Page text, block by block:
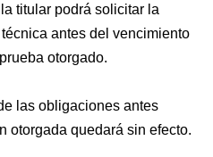
titular podrá solicitar la
antes del vencimiento
otorgado.
las obligaciones antes
otorgada quedará sin efecto.